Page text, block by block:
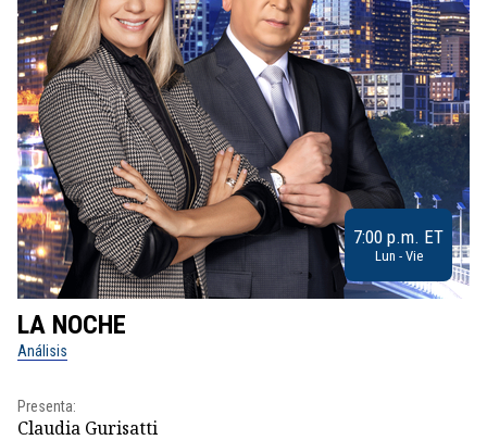
7:00 p.m. ET
Lun - Vie
LA NOCHE
Análisis
Presenta:
Claudia Gurisatti